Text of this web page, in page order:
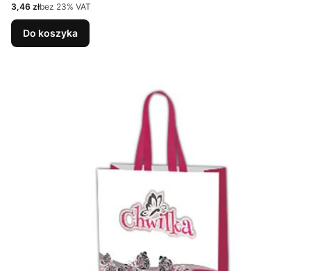
Cena netto
3,46 złbez 23% VAT
Do koszyka